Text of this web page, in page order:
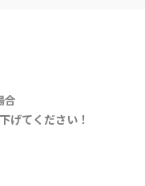
合
げてください！